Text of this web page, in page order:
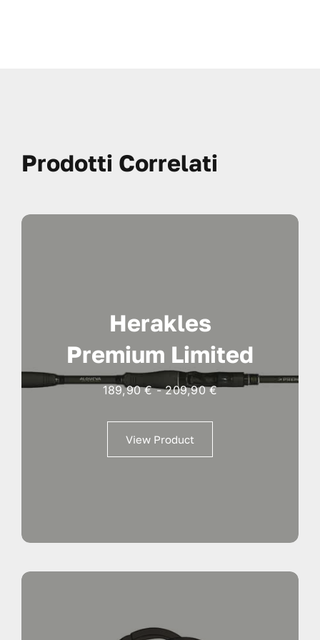
Prodotti Correlati
Herakles
Premium Limited
189,90€ - 209,90€Fascia
View Product